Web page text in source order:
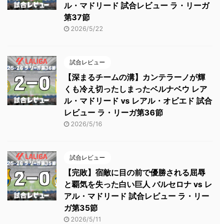
ル・マドリード 試合レビュー ラ・リーガ
第37節
2026/5/22
試合レビュー
【深まるチームの溝】カンテラーノが輝
くも冷え切ったしまったベルナベウ レア
ル・マドリード vs レアル・オビエド 試合
レビュー ラ・リーガ第36節
2026/5/16
試合レビュー
【完敗】宿敵に目の前で優勝される屈辱
と覇気を失った白い巨人 バルセロナ vs レ
アル・マドリード 試合レビュー ラ・リー
ガ第35節
2026/5/11